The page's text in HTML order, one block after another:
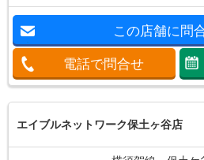
この店舗に問
電話で問合せ
エイブルネットワーク保土ヶ谷店